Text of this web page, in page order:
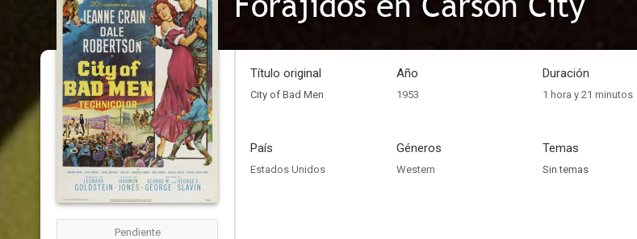
Pendiente
Título original
City of Bad Men
Año
1953
Duración
1 hora y 21 minutos
País
Estados Unidos
Géneros
Western
Temas
Sin temas